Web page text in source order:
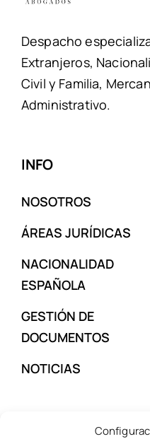
Despacho
Extranjeros,
Civil y Familia,
Administrativo.
INFO
NOSOTROS
ÁREAS JURÍDICAS
NACIONALIDAD
ESPAÑOLA
GESTIÓN DE
DOCUMENTOS
NOTICIAS
CONTACTAR